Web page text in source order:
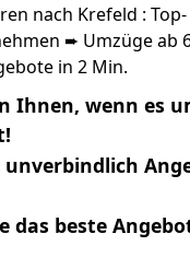
nach Krefeld : Top-
➨ Umzüge ab
in 2 Min.
Ihnen, wenn es
unverbindlich
das beste